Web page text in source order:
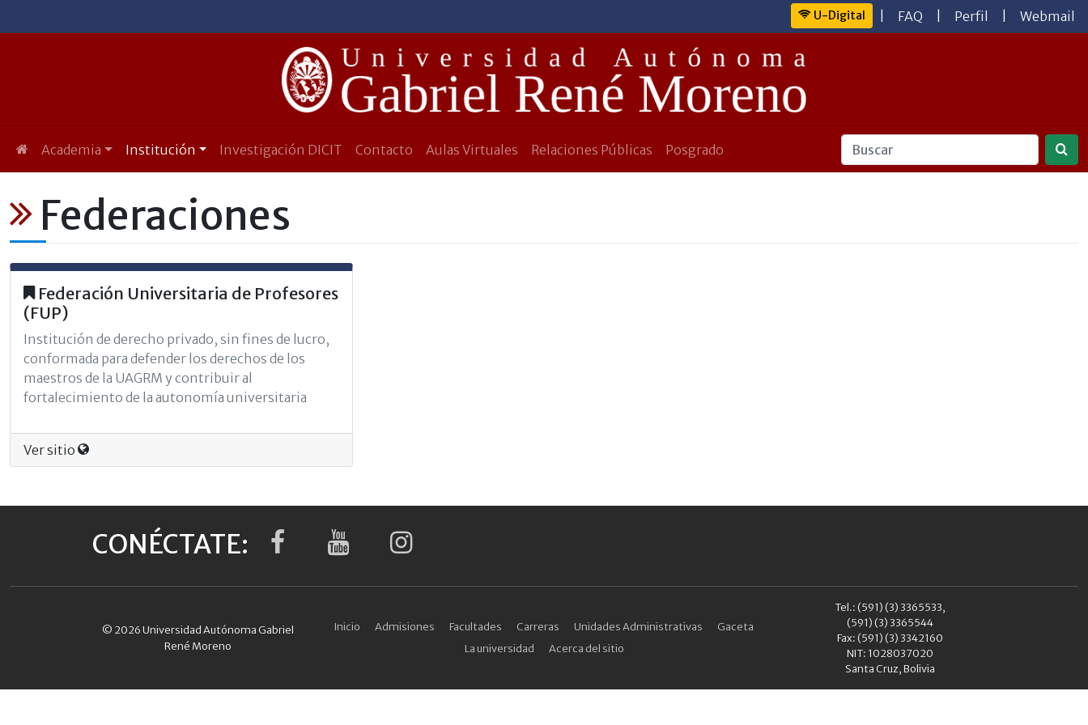
U-Digital FAQ Perfil Webmail
Academia Institución Investigación DICIT Contacto Aulas Virtuales Relaciones Públicas Posgrado
Federaciones
Federación Universitaria de Profesores
(FUP)
Institución de derecho privado, sin fines de lucro,
conformada para defender los derechos de los
maestros de la UAGRM y contribuir al
fortalecimiento de la autonomía universitaria
Ver sitio
CONÉCTATE:
© 2026 Universidad Autónoma Gabriel
René Moreno
Inicio Admisiones Facultades Carreras Unidades Administrativas
Gaceta
La universidad
Acerca del sitio
Tel.: (591) (3) 3365533,
(591) (3) 3365544
Fax: (591) (3) 3342160
NIT: 1028037020
Santa Cruz, Bolivia